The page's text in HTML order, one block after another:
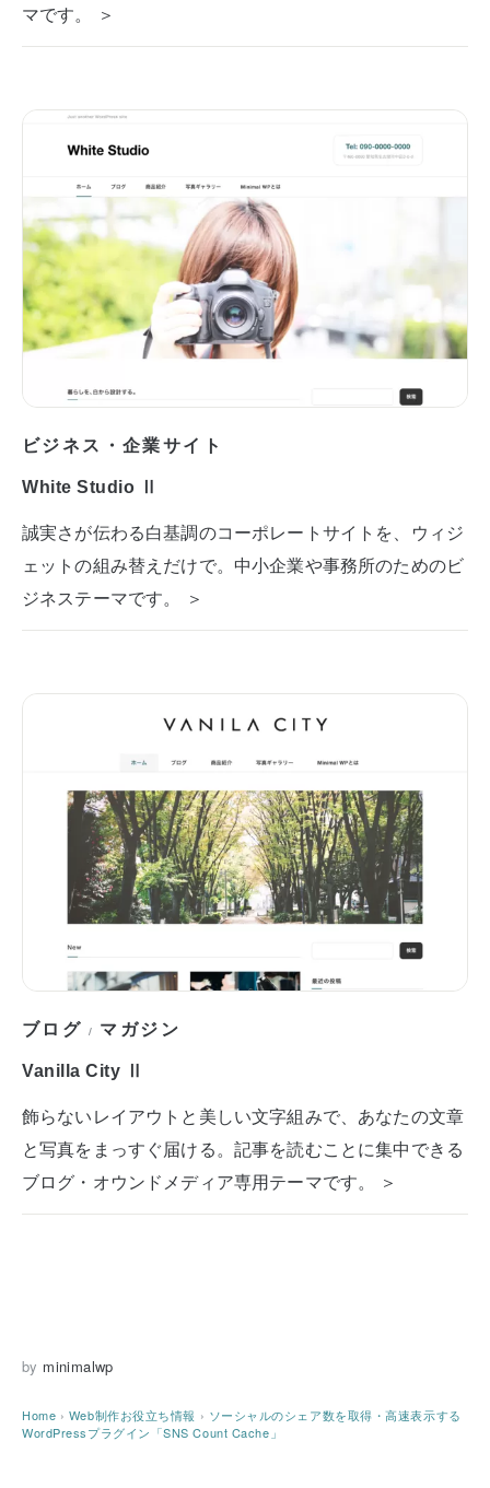
マです。 ＞
ビジネス・企業サイト
White Studio Ⅱ
誠実さが伝わる白基調のコーポレートサイトを、ウィジ
ェットの組み替えだけで。中小企業や事務所のためのビ
ジネステーマです。 ＞
ブログ / マガジン
Vanilla City Ⅱ
飾らないレイアウトと美しい文字組みで、あなたの文章
と写真をまっすぐ届ける。記事を読むことに集中できる
ブログ・オウンドメディア専用テーマです。 ＞
by minimalwp
Home › Web制作お役立ち情報 › ソーシャルのシェア数を取得・高速表示する
WordPressプラグイン「SNS Count Cache」